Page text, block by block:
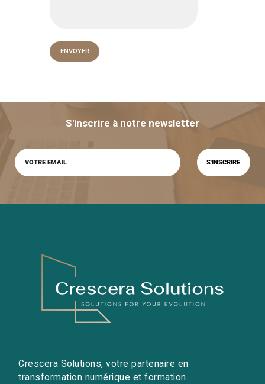
S'inscrire à notre newsletter
Crescera Solutions, votre partenaire en
transformation numérique et formation